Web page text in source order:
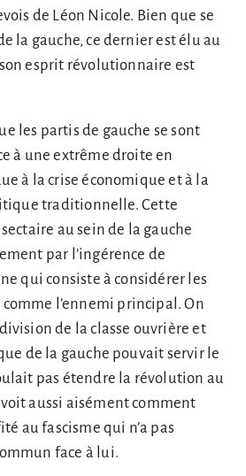
de Léon Nicole. Bien que se
la gauche, ce dernier est élu au
esprit révolutionnaire est
les partis de gauche se sont
à une extrême droite en
à la crise économique et à la
traditionnelle. Cette
au sein de la gauche
par l’ingérence de
qui consiste à considérer les
l’ennemi principal. On
de la classe ouvrière et
de la gauche pouvait servir le
pas étendre la révolution au
aussi aisément comment
au fascisme qui n’a pas
face à lui.